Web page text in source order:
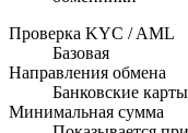
Проверка KYC / AML
Базовая
Направления обмена
Банковские
Минимальная сумма